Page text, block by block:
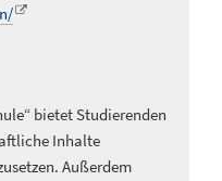
bietet Studierenden
Inhalte
Außerdem